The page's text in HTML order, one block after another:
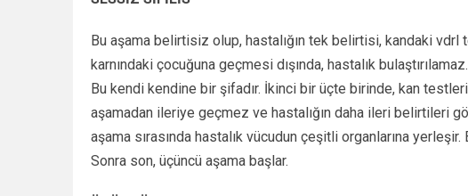
Bu aşama belirtisiz olup, hastalığın tek belirtisi, kandaki vdrl
karnındaki çocuğuna geçmesi dışında, hastalık
Bu kendi kendine bir şifadır. İkinci bir üçte birinde, kan
aşamadan ileriye geçmez ve hastalığın daha ileri belirtileri
aşama sırasında hastalık vücudun çeşitli organlarına
Sonra son, üçüncü aşama başlar.